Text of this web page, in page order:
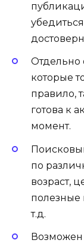
Отдельно
которые
правило,
готова к
момент.
по
возраст,
полезные
т.д.
Возможен